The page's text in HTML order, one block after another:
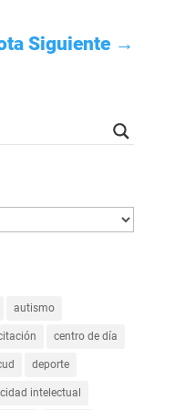
Siguiente →
autismo
centro de día
deporte
intelectual